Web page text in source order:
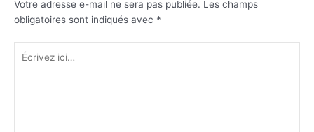
Votre adresse e-mail ne sera pas publiée. Les champs
obligatoires sont indiqués avec *
Écrivez
ici…